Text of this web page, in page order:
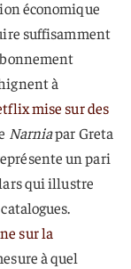
économique
suffisamment
à
mise sur des
Narniapar Greta
un pari
qui illustre
sur la
à quel